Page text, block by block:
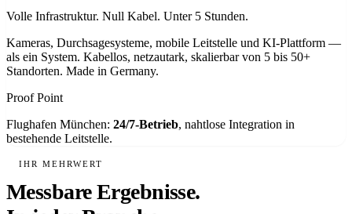
Volle Infrastruktur. Null Kabel. Unter 5 Stunden.
Kameras, Durchsagesysteme, mobile Leitstelle und KI-Plattform —
als ein System. Kabellos, netzautark, skalierbar von 5 bis 50+
Standorten. Made in Germany.
Proof Point
Flughafen München: 24/7-Betrieb, nahtlose Integration in
bestehende Leitstelle.
IHR MEHRWERT
Messbare Ergebnisse.